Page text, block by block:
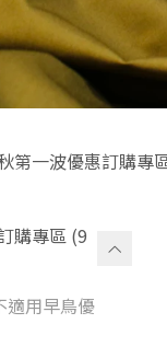
第一波優惠訂購專
購專區 (9
適用早鳥優